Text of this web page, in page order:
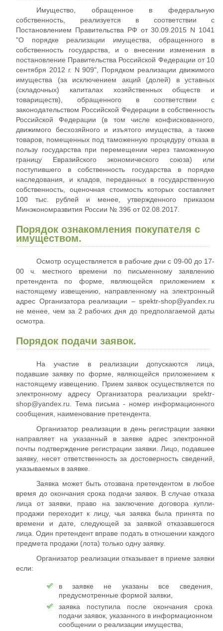
Имущество, обращенное в федеральную
собственность, реализуется в соответствии с
Постановлением Правительства РФ от 30.09.2015 N 1041
"О порядке реализации имущества, обращенного в
собственность государства, и о внесении изменения в
постановление Правительства Российской Федерации от 10
сентября 2012 г. N 909", Порядком реализации движимого
имущества (за исключением акций (долей) в уставных
(складочных) капиталах хозяйственных обществ и
товариществ), обращенного в соответствии с
законодательством Российской Федерации в собственность
Российской Федерации (в том числе конфискованного,
движимого бесхозяйного и изъятого имущества, а также
товаров, помещенных под таможенную процедуру отказа в
пользу государства при перемещении через таможенную
границу Евразийского экономического союза) или
поступившего в собственность государства в порядке
наследования, и кладов, переданных в государственную
собственность, оценочная стоимость которых составляет
100 тыс. рублей и менее, утвержденного приказом
Минэкономразвития России № 396 от 02.08.2017.
Порядок ознакомления покупателя с
имуществом.
Осмотр осуществляется в рабочие дни с 09-00 до 17-
00 ч. местного времени по письменному заявлению
претендента по форме, являющейся приложением к
настоящему извещению, направленному на электронный
адрес Организатора реализации – spektr-shop@yandex.ru
не менее, чем за 2 рабочих дня до предполагаемой даты
осмотра.
Порядок подачи заявок.
На участие в реализации допускаются лица,
подавшие заявку по форме, являющейся приложением к
настоящему извещению. Прием заявок осуществляется по
электронному адресу Организатора реализации spektr-
shop@yandex.ru. Тема письма - номер информационного
сообщения, наименование претендента.
Организатор реализации в день регистрации заявки
направляет на указанный в заявке адрес электронной
почты подтверждение регистрации заявки. Лицо, подавшее
заявку, несет ответственность за достоверность сведений,
указываемых в заявке.
Заявка может быть отозвана претендентом в любое
время до окончания срока подачи заявок. В случае отказа
лица от заявки, право на заключение договора купли-
продажи переходит к лицу, чья заявка была принята по
времени и дате, следующей за заявкой отказавшегося
лица. Один претендент вправе подать в отношении каждого
предмета продажи (лота) только одну заявку.
Организатор реализации отказывает в приеме заявки
если:
в заявке не указаны все сведения,
предусмотренные формой заявки,
заявка поступила после окончания срока
подачи заявок, указанного в информационном
сообщении о реализации имущества,